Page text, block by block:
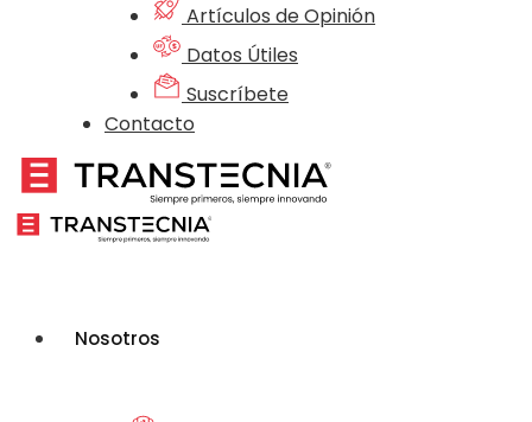
Artículos de Opinión
Datos Útiles
Suscríbete
Contacto
Nosotros